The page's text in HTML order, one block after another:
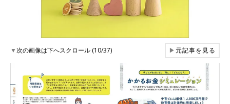
▼次の画像は下へスクロール (10/37) ▶元記事を見る